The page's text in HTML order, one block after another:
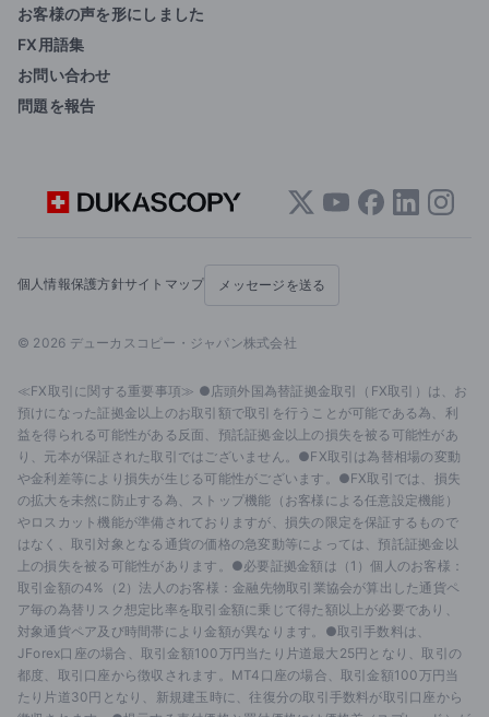
お客様の声を形にしました
FX用語集
お問い合わせ
問題を報告
個人情報保護方針サイトマップ メッセージを送る
© 2026 デューカスコピー・ジャパン株式会社
≪FX取引に関する重要事項≫ ●店頭外国為替証拠金取引（FX取引）は、お
預けになった証拠金以上のお取引額で取引を行うことが可能である為、利
益を得られる可能性がある反面、預託証拠金以上の損失を被る可能性があ
り、元本が保証された取引ではございません。●FX取引は為替相場の変動
や金利差等により損失が生じる可能性がございます。●FX取引では、損失
の拡大を未然に防止する為、ストップ機能（お客様による任意設定機能）
やロスカット機能が準備されておりますが、損失の限定を保証するもので
はなく、取引対象となる通貨の価格の急変動等によっては、預託証拠金以
上の損失を被る可能性があります。●必要証拠金額は（1）個人のお客様：
取引金額の4%（2）法人のお客様：金融先物取引業協会が算出した通貨ペ
ア毎の為替リスク想定比率を取引金額に乗じて得た額以上が必要であり、
対象通貨ペア及び時間帯により金額が異なります。●取引手数料は、
JForex口座の場合、取引金額100万円当たり片道最大25円となり、取引の
都度、取引口座から徴収されます。MT4口座の場合、取引金額100万円当
たり片道30円となり、新規建玉時に、往復分の取引手数料が取引口座から